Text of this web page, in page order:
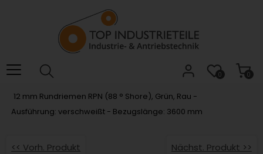
das
Barrierefreiheitsmenü
0
0
12 mm Rundriemen RPN (88 ° Shore), Grün, Rau -
Ausführung: verschweißt - Bezugslänge: 3600 mm
<< Vorh. Produkt Nächst. Produkt >>